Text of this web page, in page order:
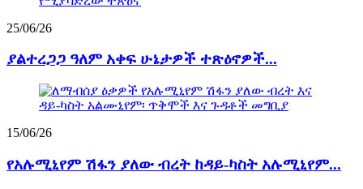
25/06/26
ያልተረጋጋ ዓለም አቀፍ ሁኔታዎች ተጽዕኖዎች...
15/06/26
የአሉሚኒየም ሽፋን ያለው ብረት ከዳይ-ካስት አሉሚኒየም...